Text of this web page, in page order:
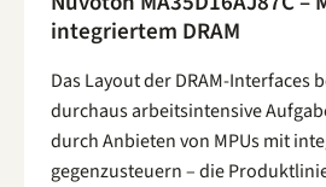
integriertem DRAM
Das Layout der DRAM-Interfaces
durchaus arbeitsintensive
durch Anbieten von MPUs mit
gegenzusteuern – die